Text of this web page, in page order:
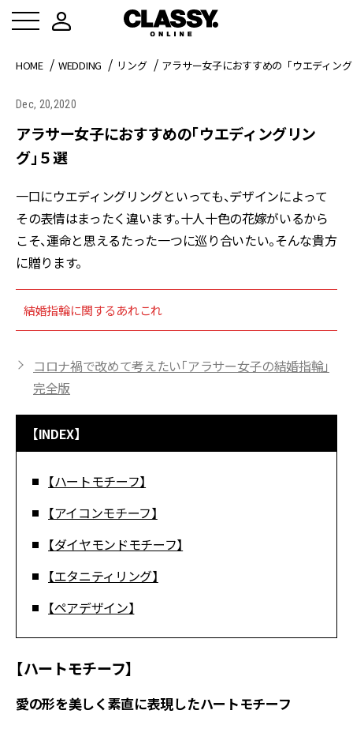
HOME WEDDING リング アラサー女子におすすめの「ウエディン
Dec, 20,2020
アラサー女子におすすめの「ウエディングリン
グ」５選
一口にウエディングリングといっても、デザインによって
その表情はまったく違います。十人十色の花嫁がいるから
こそ、運命と思えるたった一つに巡り合いたい。そんな貴方
に贈ります。
結婚指輪に関するあれこれ
コロナ禍で改めて考えたい「アラサー女子の結婚指輪」
完全版
【INDEX】
【ハートモチーフ】
【アイコンモチーフ】
【ダイヤモンドモチーフ】
【エタニティリング】
【ペアデザイン】
【ハートモチーフ】
愛の形を美しく素直に表現したハートモチーフ